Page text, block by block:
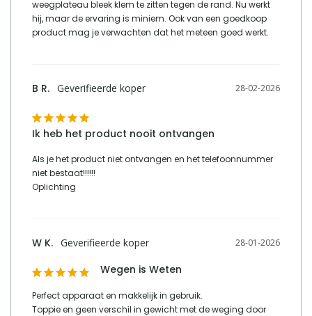
weegplateau bleek klem te zitten tegen de rand. Nu werkt
hij, maar de ervaring is miniem. Ook van een goedkoop
product mag je verwachten dat het meteen goed werkt.
28-02-2026
B R.
Ik heb het product nooit ontvangen
Als je het product niet ontvangen en het telefoonnummer
niet bestaat!!!!!!
Oplichting
28-01-2026
W K.
Wegen is Weten
Perfect apparaat en makkelijk in gebruik.
Toppie en geen verschil in gewicht met de weging door